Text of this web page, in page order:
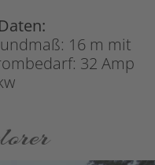
16 m mit
32 Amp